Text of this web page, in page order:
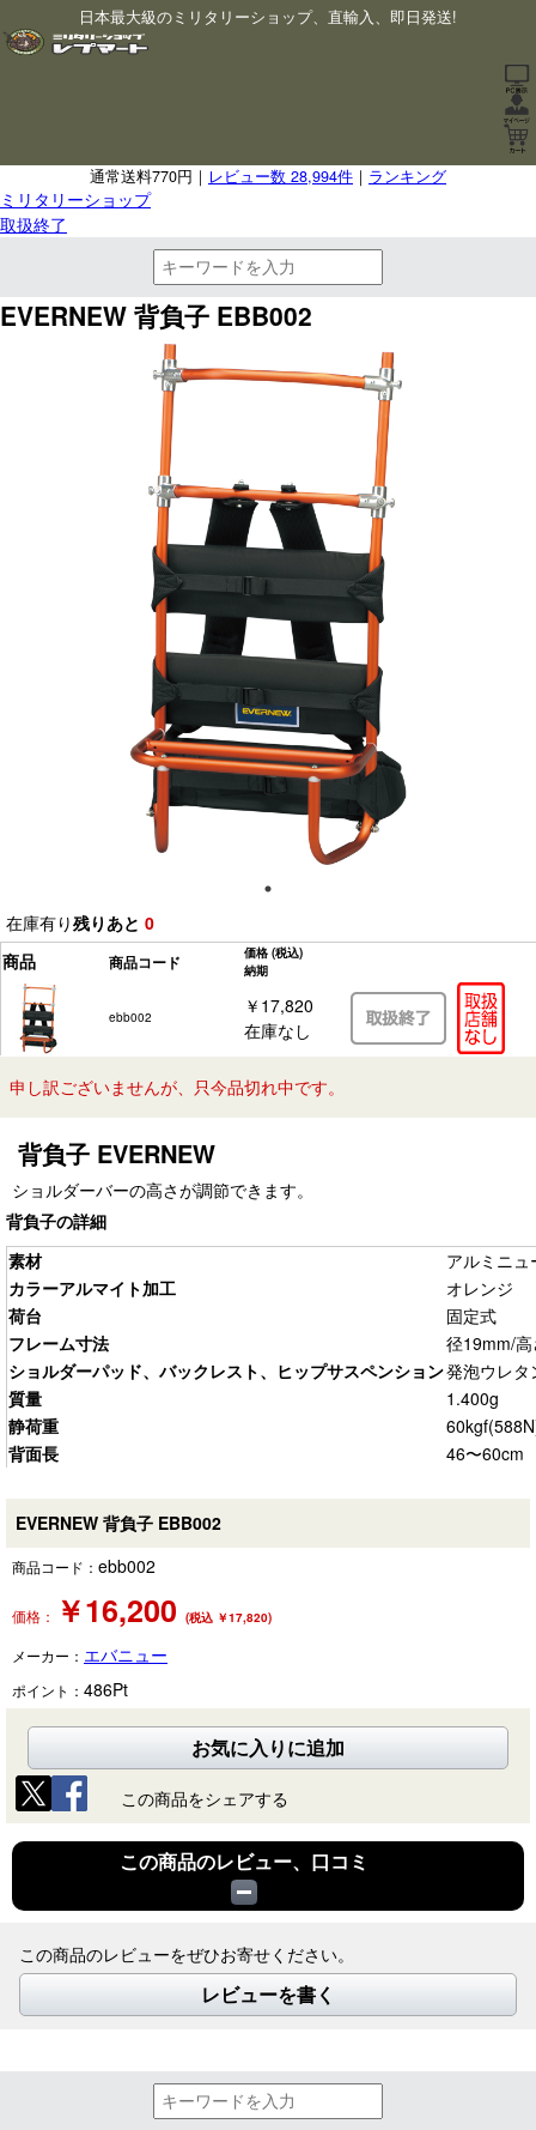
日本最大級のミリタリーショップ、直輸入、即日発送!
通常送料770円｜ レビュー数 28,994件 ｜ ランキング
ミリタリーショップ
取扱終了
EVERNEW 背負子 EBB002
在庫有り残りあと 0
商品
商品コード 価格 (税込)
納期
ebb002
￥17,820
在庫なし
申し訳ございませんが、只今品切れ中です。
背負子 EVERNEW
ショルダーバーの高さが調節できます。
背負子の詳細
素材
アルミニ
カラーアルマイト加工
オレンジ
荷台
固定式
フレーム寸法
径19mm/
ショルダーパッド、バックレスト、ヒップサスペンション発泡ウレタ
質量
1.400g
静荷重
背面長
46〜60cm
EVERNEW 背負子 EBB002
商品コード： ebb002
価格： ￥16,200 (税込 ￥17,820)
メーカー： エバニュー
ポイント： 486Pt
お気に入りに追加
この商品をシェアする
この商品のレビュー、口コミ
この商品のレビューをぜひお寄せください。
レビューを書く